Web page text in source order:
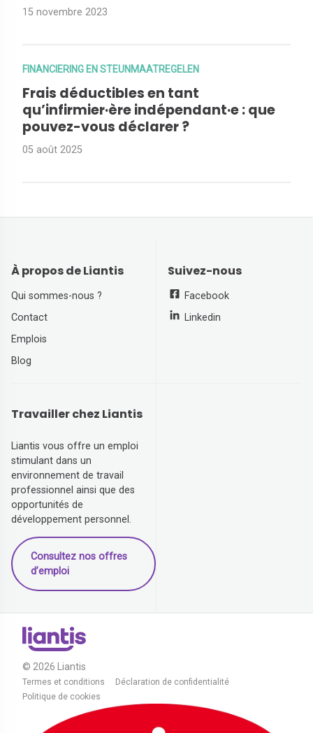
15 novembre 2023
FINANCIERING EN STEUNMAATREGELEN
Frais déductibles en tant
qu’infirmier·ère indépendant·e : que
pouvez-vous déclarer ?
05 août 2025
À propos de Liantis
Qui sommes-nous ?
Contact
Emplois
Blog
Suivez-nous
Facebook
Linkedin
Travailler chez Liantis
Liantis vous offre un emploi
stimulant dans un
environnement de travail
professionnel ainsi que des
opportunités de
développement personnel.
Consultez nos offres
d’emploi
© 2026 Liantis
Termes et conditions
Déclaration de confidentialité
Politique de cookies